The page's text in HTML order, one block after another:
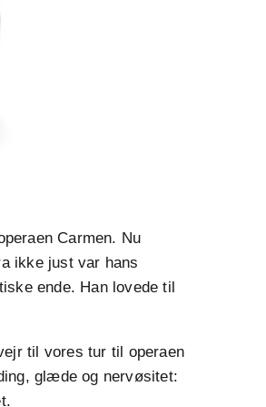
Carmen. Nu
ikke just var hans
ende. Han lovede til
til vores tur til operaen
glæde og nervøsitet: